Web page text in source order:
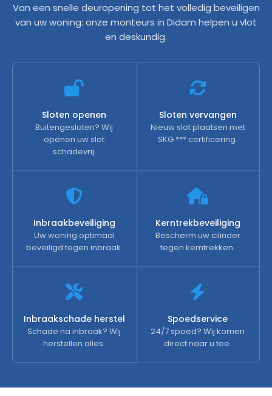
Van een snelle deuropening tot het volledig beveiligen
van uw woning: onze monteurs in Didam helpen u vlot
en deskundig.
Sloten openen
Buitengesloten? Wij
openen uw slot
schadevrij.
Sloten vervangen
Nieuw slot plaatsen met
SKG *** certificering.
Inbraakbeveiliging
Uw woning optimaal
beveiligd tegen inbraak.
Kerntrekbeveiliging
Bescherm uw cilinder
tegen kerntrekken.
Inbraakschade herstel
Schade na inbraak? Wij
herstellen alles.
Spoedservice
24/7 spoed? Wij komen
direct naar u toe.